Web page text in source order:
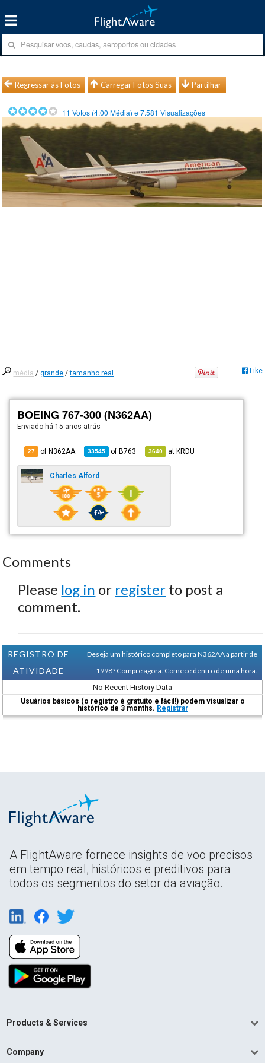
Regressar às Fotos Carregar Fotos Suas Partilhar
11 Votos (4.00 Média) e7.581 Visualizações
média /grande /tamanho real Like
BOEING 767-300 (N362AA)
Enviado há 15 anos atrás
27 of N362AA 33545 ofB763 3640 atKRDU
Charles Alford
Comments
Please log in or register to post a
comment.
REGISTRO DE
ATIVIDADE
Deseja um histórico completo para N362AA a partir de
1998? Compre agora. Comece dentro de uma hora.
No Recent History Data
Usuários básicos (o registro é gratuito e fácil!) podem visualizar o
histórico de 3 months. Registrar
A FlightAware fornece insights de voo precisos
em tempo real, históricos e preditivos para
todos os segmentos do setor da aviação.
Products & Services
Company